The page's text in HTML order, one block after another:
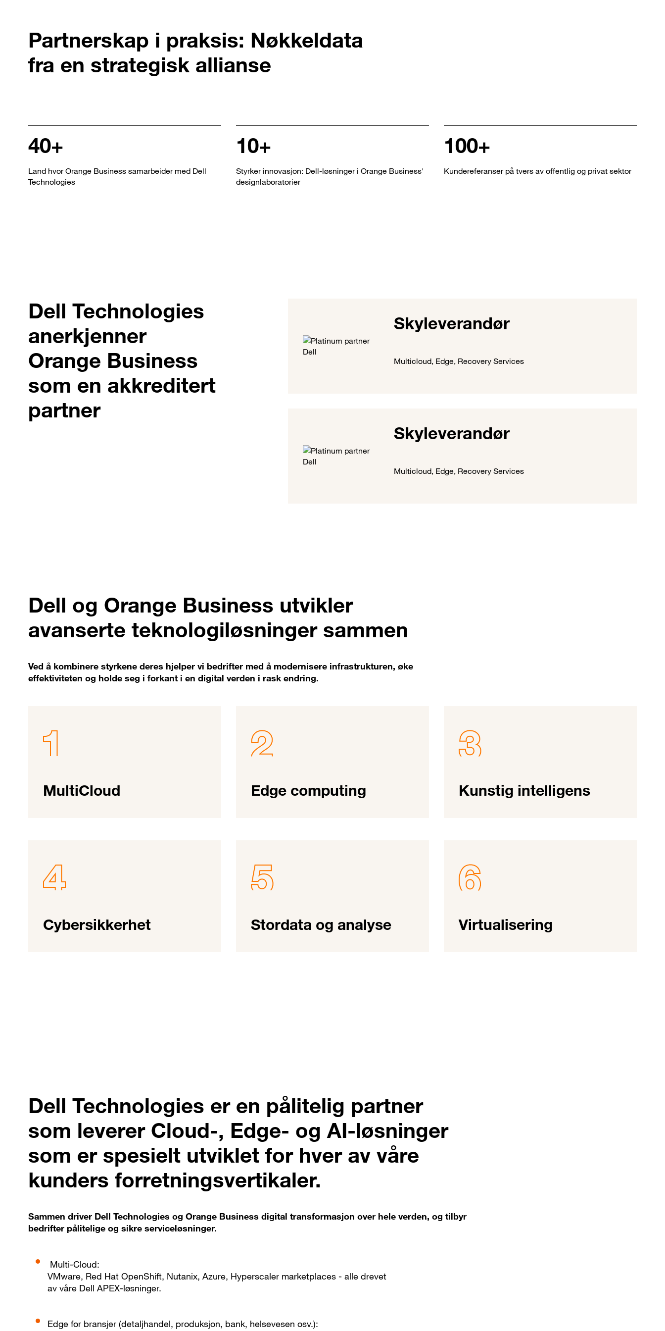
Partnerskap i praksis: Nøkkeldata
fra en strategisk allianse
40+
Land hvor Orange Business samarbeider med Dell
Technologies
10+
Styrker innovasjon: Dell-løsninger i Orange Business'
designlaboratorier
100+
Kundereferanser på tvers av offentlig og privat sektor
Dell Technologies
anerkjenner
Orange Business
som en akkreditert
partner
Skyleverandør
Multicloud, Edge, Recovery Services
Skyleverandør
Multicloud, Edge, Recovery Services
Dell og Orange Business utvikler
avanserte teknologiløsninger sammen
Ved å kombinere styrkene deres hjelper vi bedrifter med å modernisere infrastrukturen, øke
effektiviteten og holde seg i forkant i en digital verden i rask endring.
MultiCloud Edge computing Kunstig intelligens
Cybersikkerhet Stordata og analyse Virtualisering
Dell Technologies er en pålitelig partner
som leverer Cloud-, Edge- og AI-løsninger
som er spesielt utviklet for hver av våre
kunders forretningsvertikaler.
Sammen driver Dell Technologies og Orange Business digital transformasjon over hele verden, og tilbyr
bedrifter pålitelige og sikre serviceløsninger.
Multi-Cloud:
VMware, Red Hat OpenShift, Nutanix, Azure, Hyperscaler marketplaces - alle drevet
av våre Dell APEX-løsninger.
Edge for bransjer (detaljhandel, produksjon, bank, helsevesen osv.):